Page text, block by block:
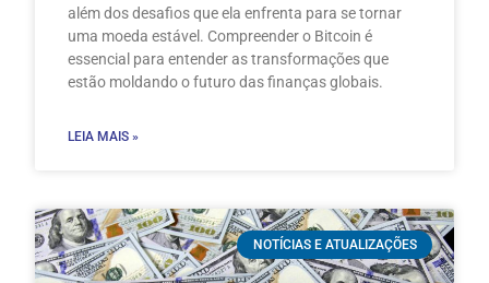
além dos desafios que ela enfrenta para se tornar
uma moeda estável. Compreender o Bitcoin é
essencial para entender as transformações que
estão moldando o futuro das finanças globais.
LEIA MAIS »
NOTÍCIAS E ATUALIZAÇÕES